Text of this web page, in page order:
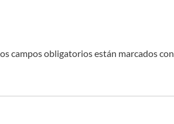
campos obligatorios están marcados con